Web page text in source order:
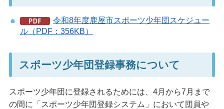
令和8年度鹿屋市スポーツ少年団スケジュー
ル（PDF：356KB）
スポーツ少年団登録事務について
スポーツ少年団に登録されるためには、4月から7月まで
の間に「スポーツ少年団登録システム」において団員や